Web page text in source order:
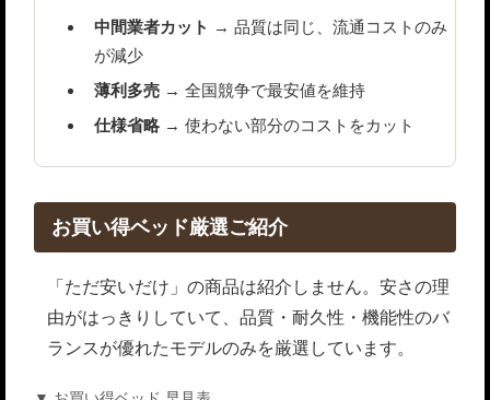
中間業者カット → 品質は同じ、流通コストのみ
が減少
薄利多売→ 全国競争で最安値を維持
仕様省略→ 使わない部分のコストをカット
お買い得ベッド厳選ご紹介
「ただ安いだけ」の商品は紹介しません。安さの理
由がはっきりしていて、品質・耐久性・機能性のバ
ランスが優れたモデルのみを厳選しています。